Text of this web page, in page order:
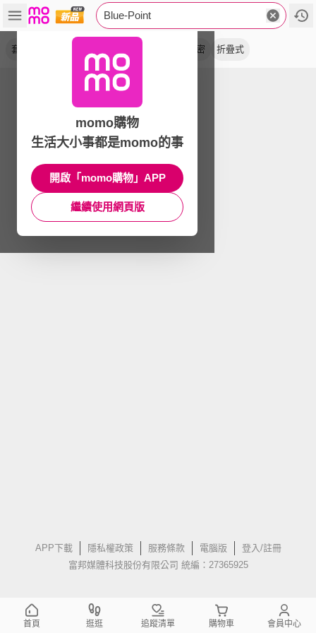
Blue-Point
套組 精密 折疊式
APP下載 隱私權政策 服務條款 電腦版
登入/註冊
富邦媒體科技股份有限公司 統編：27365925
momo購物
生活大小事都是momo的事
開啟「momo購物」APP
繼續使用網頁版
首頁 逛逛 追蹤清單 購物車 會員中心